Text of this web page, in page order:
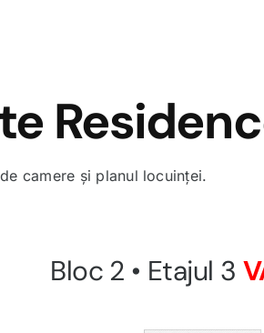
camere și planul locuinței.
Bloc 2 • Etajul 3